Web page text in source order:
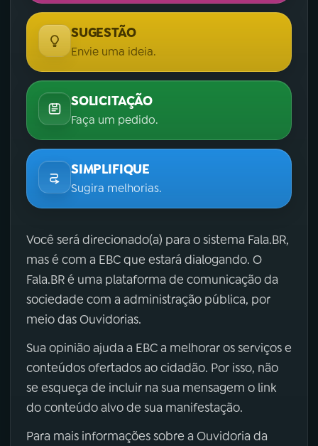
SUGESTÃO
Envie uma ideia.
SOLICITAÇÃO
Faça um pedido.
SIMPLIFIQUE
Sugira melhorias.
Você será direcionado(a) para o sistema Fala.BR,
mas é com a EBC que estará dialogando. O
Fala.BR é uma plataforma de comunicação da
sociedade com a administração pública, por
meio das Ouvidorias.
Sua opinião ajuda a EBC a melhorar os serviços e
conteúdos ofertados ao cidadão. Por isso, não
se esqueça de incluir na sua mensagem o link
do conteúdo alvo de sua manifestação.
Para mais informações sobre a Ouvidoria da